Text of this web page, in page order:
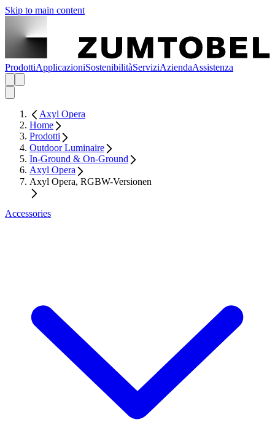
Skip to main content
ProdottiApplicazioniSostenibilitàServiziAziendaAssistenza
Axyl Opera
Home
Prodotti
Outdoor Luminaire
In-Ground & On-Ground
Axyl Opera
Axyl Opera, RGBW-Versionen
Accessories